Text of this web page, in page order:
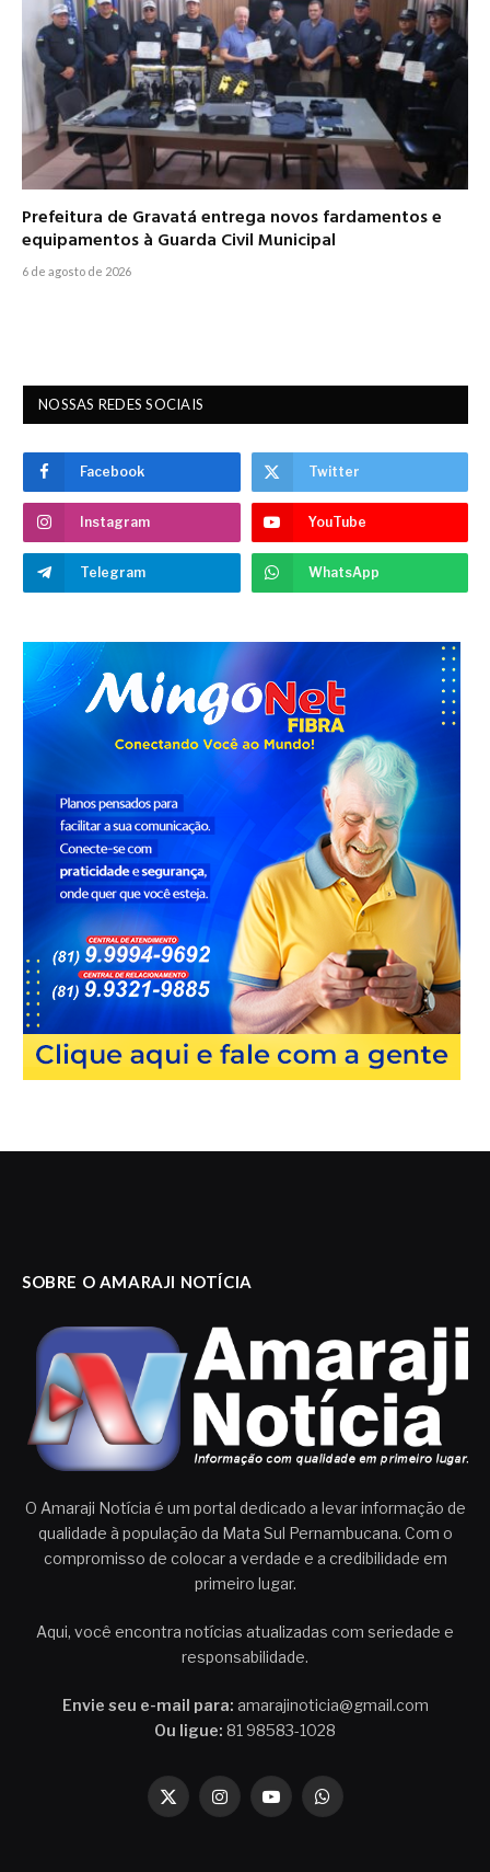
Prefeitura de Gravatá entrega novos fardamentos e
equipamentos à Guarda Civil Municipal
6 de agosto de 2026
NOSSAS REDES SOCIAIS
Facebook Twitter
Instagram YouTube
Telegram WhatsApp
SOBRE O AMARAJI NOTÍCIA
O Amaraji Notícia é um portal dedicado a levar informação de
qualidade à população da Mata Sul Pernambucana. Com o
compromisso de colocar a verdade e a credibilidade em
primeiro lugar.
Aqui, você encontra notícias atualizadas com seriedade e
responsabilidade.
Envie seu e-mail para: amarajinoticia@gmail.com
Ou ligue: 81 98583-1028
X
InstagramYouTubeWhatsApp